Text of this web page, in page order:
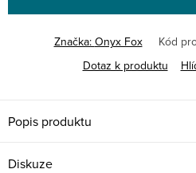
Značka: Onyx Fox Kód
Dotaz k produktu
Popis produktu
Diskuze